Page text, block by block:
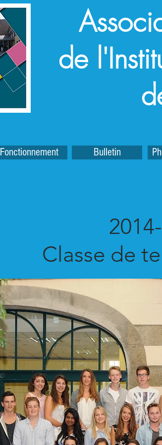
de
Fonctionnement Bulletin
Classe de